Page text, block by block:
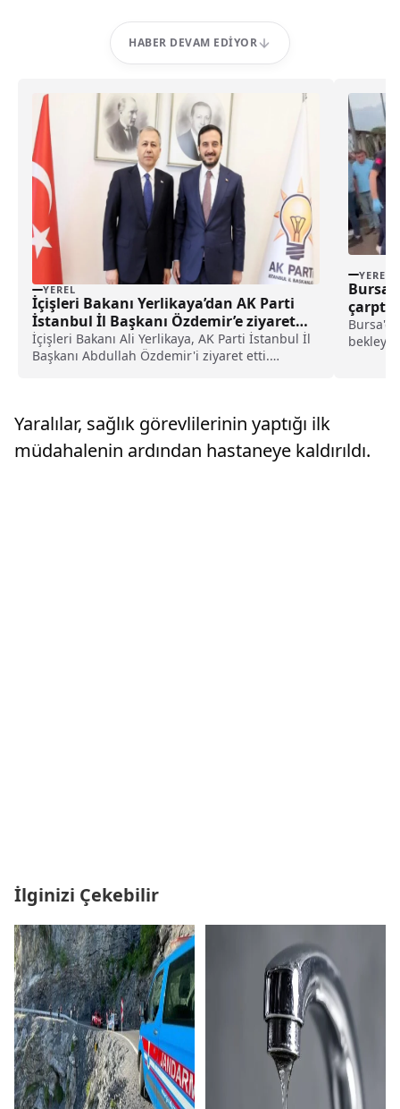
HABER DEVAM EDIYOR
YEREL
İçişleri Bakanı Yerlikaya’dan AK Parti
İstanbul İl Başkanı Özdemir’e ziyaret
haberi
İçişleri Bakanı Ali Yerlikaya, AK Parti İstanbul İl
Başkanı Abdullah Özdemir'i ziyaret etti.
Özdemir&#...
YEREL
Yaralılar, sağlık görevlilerinin yaptığı ilk
müdahalenin ardından hastaneye kaldırıldı.
İlginizi Çekebilir